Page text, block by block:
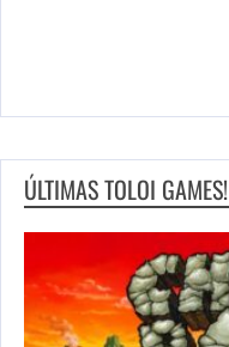
ÚLTIMAS TOLOI GAMES!